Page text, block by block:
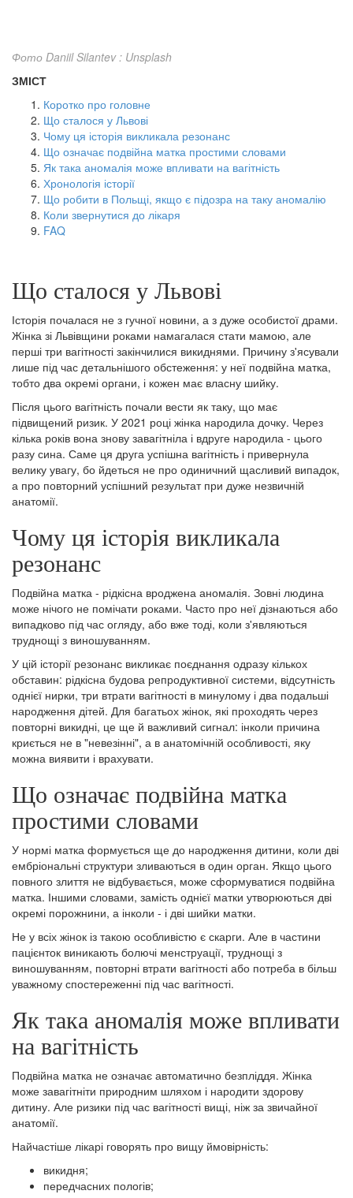
Фото Daniil Silantev : Unsplash
ЗМІСТ
Коротко про головне
Що сталося у Львові
Чому ця історія викликала резонанс
Що означає подвійна матка простими словами
Як така аномалія може впливати на вагітність
Хронологія історії
Що робити в Польщі, якщо є підозра на таку аномалію
Коли звернутися до лікаря
FAQ
Що сталося у Львові
Історія почалася не з гучної новини, а з дуже особистої драми.
Жінка зі Львівщини роками намагалася стати мамою, але
перші три вагітності закінчилися викиднями. Причину з'ясували
лише під час детальнішого обстеження: у неї подвійна матка,
тобто два окремі органи, і кожен має власну шийку.
Після цього вагітність почали вести як таку, що має
підвищений ризик. У 2021 році жінка народила дочку. Через
кілька років вона знову завагітніла і вдруге народила - цього
разу сина. Саме ця друга успішна вагітність і привернула
велику увагу, бо йдеться не про одиничний щасливий випадок,
а про повторний успішний результат при дуже незвичній
анатомії.
Чому ця історія викликала
резонанс
Подвійна матка - рідкісна вроджена аномалія. Зовні людина
може нічого не помічати роками. Часто про неї дізнаються або
випадково під час огляду, або вже тоді, коли з'являються
труднощі з виношуванням.
У цій історії резонанс викликає поєднання одразу кількох
обставин: рідкісна будова репродуктивної системи, відсутність
однієї нирки, три втрати вагітності в минулому і два подальші
народження дітей. Для багатьох жінок, які проходять через
повторні викидні, це ще й важливий сигнал: інколи причина
криється не в "невезінні", а в анатомічній особливості, яку
можна виявити і врахувати.
Що означає подвійна матка
простими словами
У нормі матка формується ще до народження дитини, коли дві
ембріональні структури зливаються в один орган. Якщо цього
повного злиття не відбувається, може сформуватися подвійна
матка. Іншими словами, замість однієї матки утворюються дві
окремі порожнини, а інколи - і дві шийки матки.
Не у всіх жінок із такою особливістю є скарги. Але в частини
пацієнток виникають болючі менструації, труднощі з
виношуванням, повторні втрати вагітності або потреба в більш
уважному спостереженні під час вагітності.
Як така аномалія може впливати
на вагітність
Подвійна матка не означає автоматично безпліддя. Жінка
може завагітніти природним шляхом і народити здорову
дитину. Але ризики під час вагітності вищі, ніж за звичайної
анатомії.
Найчастіше лікарі говорять про вищу ймовірність:
викидня;
передчасних пологів;